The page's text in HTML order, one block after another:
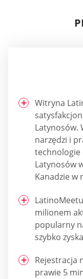
Witryna
Latynosów.
narzędzi i
technologie
Latynosów
Kanadzie w
milionem
popularny
szybko
Rejestracja
prawie 5